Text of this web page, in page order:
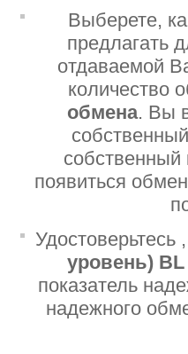
Выберете,
предлагать
отдаваемой
количество
обмена. Вы
собственный
появиться
уровень) BL
показатель
надежного